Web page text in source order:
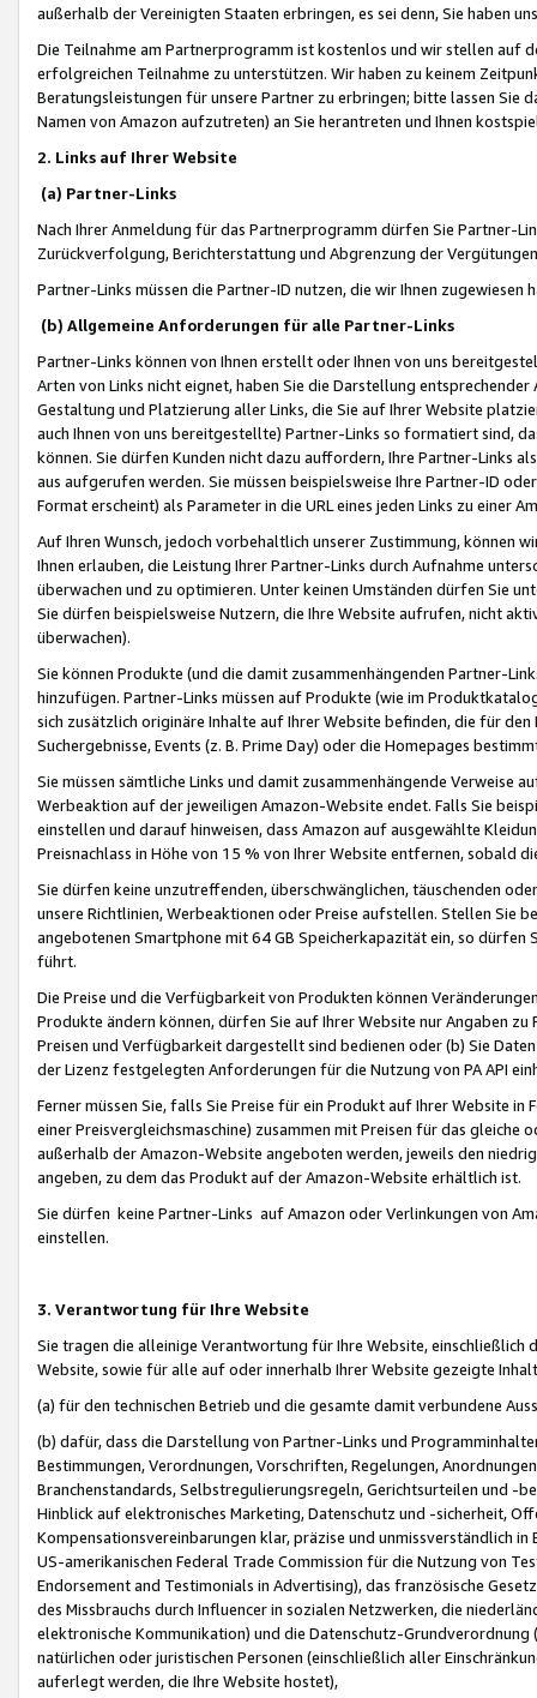
außerhalb der Vereinigten Staaten erbringen, es sei denn, Sie haben
Die Teilnahme am Partnerprogramm ist kostenlos und wir stellen auf
erfolgreichen Teilnahme zu unterstützen. Wir haben zu keinem
Beratungsleistungen für unsere Partner zu erbringen; bitte lassen Sie
Namen von Amazon aufzutreten) an Sie herantreten und Ihnen
2. Links auf Ihrer Website
(a) Partner-Links
Nach Ihrer Anmeldung für das Partnerprogramm dürfen Sie Partner-
Zurückverfolgung, Berichterstattung und Abgrenzung der
Partner-Links müssen die Partner-ID nutzen, die wir Ihnen zugewiesen
(b) Allgemeine Anforderungen für alle Partner-Links
Partner-Links können von Ihnen erstellt oder Ihnen von uns
Arten von Links nicht eignet, haben Sie die Darstellung
Gestaltung und Platzierung aller Links, die Sie auf Ihrer Website
auch Ihnen von uns bereitgestellte) Partner-Links so formatiert sind,
können. Sie dürfen Kunden nicht dazu auffordern, Ihre Partner-Links
aus aufgerufen werden. Sie müssen beispielsweise Ihre Partner-ID
Format erscheint) als Parameter in die URL eines jeden Links zu einer
Auf Ihren Wunsch, jedoch vorbehaltlich unserer Zustimmung, können
Ihnen erlauben, die Leistung Ihrer Partner-Links durch Aufnahme
überwachen und zu optimieren. Unter keinen Umständen dürfen Sie
Sie dürfen beispielsweise Nutzern, die Ihre Website aufrufen, nicht
überwachen).
Sie können Produkte (und die damit zusammenhängenden Partner-
hinzufügen. Partner-Links müssen auf Produkte (wie im
sich zusätzlich originäre Inhalte auf Ihrer Website befinden, die für
Suchergebnisse, Events (z. B. Prime Day) oder die Homepages
Sie müssen sämtliche Links und damit zusammenhängende
Werbeaktion auf der jeweiligen Amazon-Website endet. Falls Sie
einstellen und darauf hinweisen, dass Amazon auf ausgewählte
Preisnachlass in Höhe von 15 % von Ihrer Website entfernen, sobald
Sie dürfen keine unzutreffenden, überschwänglichen, täuschenden
unsere Richtlinien, Werbeaktionen oder Preise aufstellen. Stellen Sie
angebotenen Smartphone mit 64 GB Speicherkapazität ein, so dürfen
führt.
Die Preise und die Verfügbarkeit von Produkten können
Produkte ändern können, dürfen Sie auf Ihrer Website nur Angaben
Preisen und Verfügbarkeit dargestellt sind bedienen oder (b) Sie
der Lizenz festgelegten Anforderungen für die Nutzung von PA API
Ferner müssen Sie, falls Sie Preise für ein Produkt auf Ihrer Website
einer Preisvergleichsmaschine) zusammen mit Preisen für das
außerhalb der Amazon-Website angeboten werden, jeweils den
angeben, zu dem das Produkt auf der Amazon-Website erhältlich ist.
Sie dürfen keine Partner-Links auf Amazon oder Verlinkungen von
einstellen.
3. Verantwortung für Ihre Website
Sie tragen die alleinige Verantwortung für Ihre Website,
Website, sowie für alle auf oder innerhalb Ihrer Website gezeigte
(a) für den technischen Betrieb und die gesamte damit verbundene
(b) dafür, dass die Darstellung von Partner-Links und
Bestimmungen, Verordnungen, Vorschriften, Regelungen,
Branchenstandards, Selbstregulierungsregeln, Gerichtsurteilen und -
Hinblick auf elektronisches Marketing, Datenschutz und -sicherheit,
Kompensationsvereinbarungen klar, präzise und unmissverständlich
US-amerikanischen Federal Trade Commission für die Nutzung von
Endorsement and Testimonials in Advertising), das französische
des Missbrauchs durch Influencer in sozialen Netzwerken, die
elektronische Kommunikation) und die Datenschutz-
natürlichen oder juristischen Personen (einschließlich aller
auferlegt werden, die Ihre Website hostet),